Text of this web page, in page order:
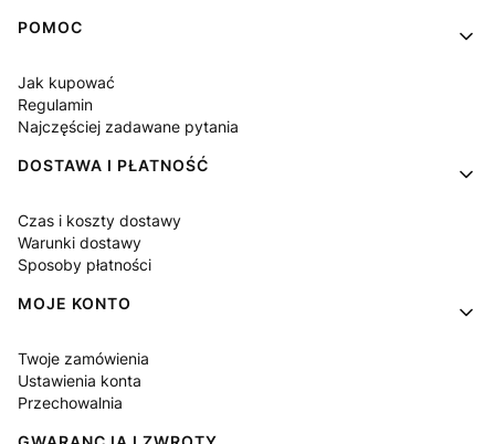
Linki w stopce
POMOC
Jak kupować
Regulamin
Najczęściej zadawane pytania
DOSTAWA I PŁATNOŚĆ
Czas i koszty dostawy
Warunki dostawy
Sposoby płatności
MOJE KONTO
Twoje zamówienia
Ustawienia konta
Przechowalnia